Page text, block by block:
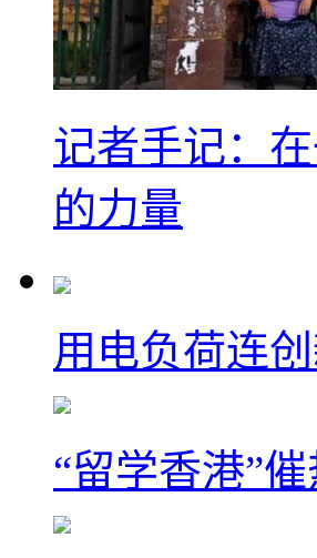
记者手记：
的力量
用电负荷连
“留学香港”